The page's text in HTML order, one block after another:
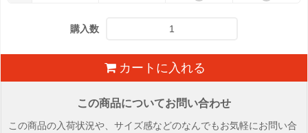
購入数
カートに入れる
この商品についてお問い合わせ
この商品の入荷状況や、サイズ感などのなんでもお気軽にお問い合